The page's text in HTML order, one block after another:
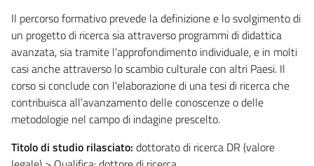
Il percorso formativo prevede la definizione e lo svolgimento di
un progetto di ricerca sia attraverso programmi di didattica
avanzata, sia tramite l'approfondimento individuale, e in molti
casi anche attraverso lo scambio culturale con altri Paesi. Il
corso si conclude con l'elaborazione di una tesi di ricerca che
contribuisca all’avanzamento delle conoscenze o delle
metodologie nel campo di indagine prescelto.
Titolo di studio rilasciato: dottorato di ricerca DR (valore